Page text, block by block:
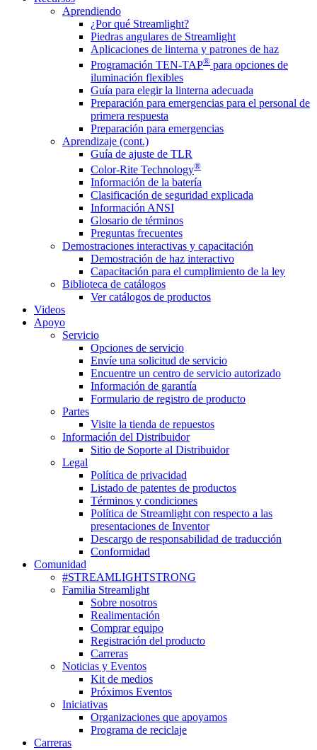
Aprendiendo
¿Por qué Streamlight?
Piedras angulares de Streamlight
Aplicaciones de linterna y patrones de haz
Programación TEN-TAP® para opciones de
iluminación flexibles
Guía para elegir la linterna adecuada
Preparación para emergencias para el personal de
primera respuesta
Preparación para emergencias
Aprendizaje (cont.)
Guía de ajuste de TLR
Color-Rite Technology®
Información de la batería
Clasificación de seguridad explicada
Información ANSI
Glosario de términos
Preguntas frecuentes
Demostraciones interactivas y capacitación
Demostración de haz interactivo
Capacitación para el cumplimiento de la ley
Biblioteca de catálogos
Ver catálogos de productos
Videos
Apoyo
Servicio
Opciones de servicio
Envíe una solicitud de servicio
Encuentre un centro de servicio autorizado
Información de garantía
Formulario de registro de producto
Partes
Visite la tienda de repuestos
Información del Distribuidor
Sitio de Soporte al Distribuidor
Legal
Política de privacidad
Listado de patentes de productos
Términos y condiciones
Política de Streamlight con respecto a las
presentaciones de Inventor
Descargo de responsabilidad de traducción
Conformidad
Comunidad
#STREAMLIGHTSTRONG
Familia Streamlight
Sobre nosotros
Realimentación
Comprar equipo
Registración del producto
Carreras
Noticias y Eventos
Kit de medios
Próximos Eventos
Iniciativas
Organizaciones que apoyamos
Programa de reciclaje
Carreras